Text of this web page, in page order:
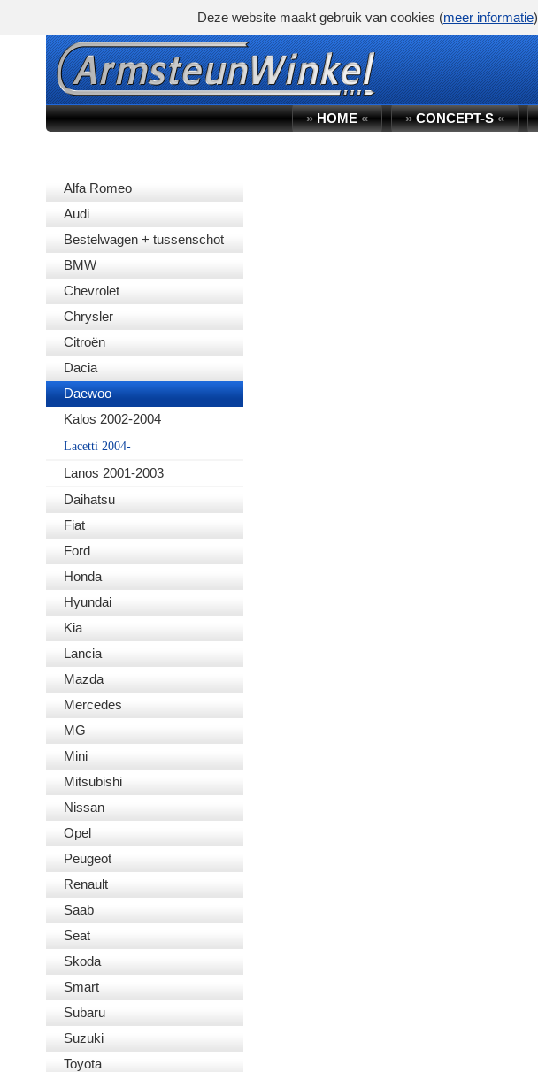
»HOME« »CONCEPT-S«
Alfa Romeo
Audi
Bestelwagen + tussenschot
BMW
Chevrolet
Chrysler
Citroën
Dacia
Daewoo
Kalos 2002-2004
Lacetti 2004-
Lanos 2001-2003
Daihatsu
Fiat
Ford
Honda
Hyundai
Kia
Lancia
Mazda
Mercedes
MG
Mini
Mitsubishi
Nissan
Opel
Peugeot
Renault
Saab
Seat
Skoda
Smart
Subaru
Suzuki
Toyota
Deze website maakt gebruik van cookies (meer informatie)